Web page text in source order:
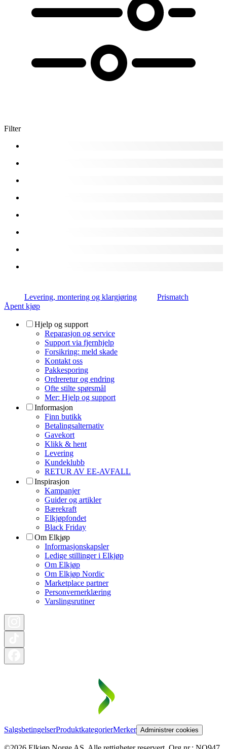
Filter
Levering, montering og klargjøring
Prismatch
Åpent kjøp
Hjelp og support
Reparasjon og service
Support via fjernhjelp
Forsikring: meld skade
Kontakt oss
Pakkesporing
Ordreretur og endring
Ofte stilte spørsmål
Mer: Hjelp og support
Informasjon
Finn butikk
Betalingsalternativ
Gavekort
Klikk & hent
Levering
Kundeklubb
RETUR AV EE-AVFALL
Inspirasjon
Kampanjer
Guider og artikler
Bærekraft
Elkjøpfondet
Black Friday
Om Elkjøp
Informasjonskapsler
Ledige stillinger i Elkjøp
Om Elkjøp
Om Elkjøp Nordic
Marketplace partner
Personvernerklæring
Varslingsrutiner
SalgsbetingelserProduktkategorierMerker Administrer cookies